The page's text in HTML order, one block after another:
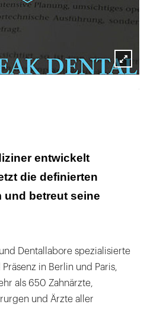
Lightbox
öffnen
entwickelt
die definierten
und betreut seine
Dentallabore spezialisierte
in Berlin und Paris,
als 650 Zahnärzte,
und Ärzte aller